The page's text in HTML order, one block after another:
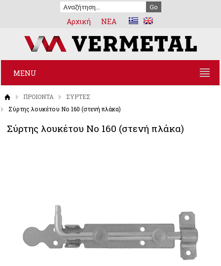
Αρχική NEA
MENU
ΠΡΟΙΟΝΤΑ
ΣΥΡΤΕΣ
Σύρτης λουκέτου Νο 160 (στενή πλάκα)
Σύρτης λουκέτου Νο 160 (στενή πλάκα)